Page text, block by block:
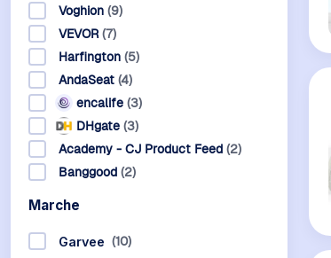
Voghion (9)
VEVOR (7)
Harfington (5)
AndaSeat (4)
encalife (3)
DHgate (3)
Academy - CJ Product Feed (2)
Banggood (2)
Marche
Garvee (10)